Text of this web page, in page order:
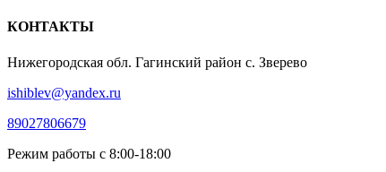
КОНТАКТЫ
Нижегородская обл. Гагинский район с. Зверево
ishiblev@yandex.ru
89027806679
Режим работы с 8:00-18:00